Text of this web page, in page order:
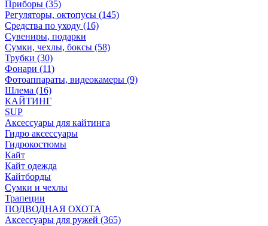
Приборы (35)
Регуляторы, октопусы (145)
Средства по уходу (16)
Сувениры, подарки
Сумки, чехлы, боксы (58)
Трубки (30)
Фонари (11)
Фотоаппараты, видеокамеры (9)
Шлема (16)
КАЙТИНГ
SUP
Аксессуары для кайтинга
Гидро аксессуары
Гидрокостюмы
Кайт
Кайт одежда
Кайтборды
Сумки и чехлы
Трапеции
ПОДВОДНАЯ ОХОТА
Аксессуары для ружей (365)